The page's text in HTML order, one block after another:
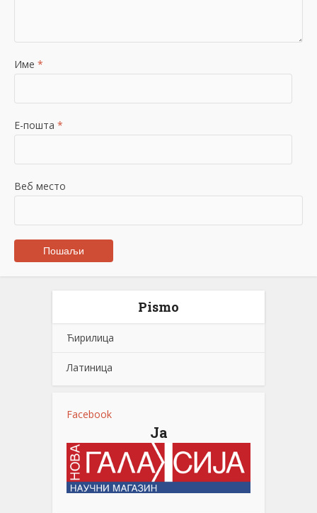
Име *
Е-пошта *
Веб место
Pismo
Ћирилица
Латиница
Facebook
Ја